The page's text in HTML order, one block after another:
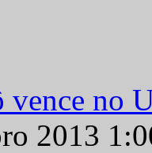
vence no
2013